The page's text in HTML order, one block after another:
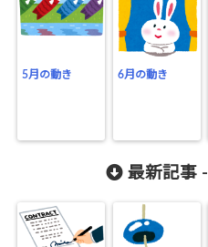
5月の動き 6月の動き
最新記事 -